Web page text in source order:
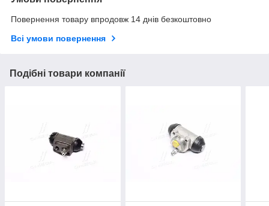
Повернення товару впродовж 14 днів безкоштовно
Всі умови повернення
Подібні товари компанії